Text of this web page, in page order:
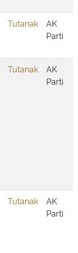
Tutanak
AK
Parti
Tutanak
AK
Parti
Tutanak
AK
Parti